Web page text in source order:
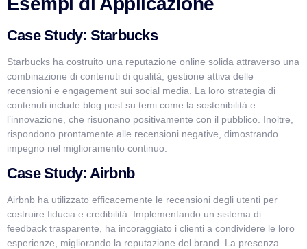
Case Study: Starbucks
Starbucks ha costruito una reputazione online solida attraverso una
combinazione di contenuti di qualità, gestione attiva delle
recensioni e engagement sui social media. La loro strategia di
contenuti include blog post su temi come la sostenibilità e
l’innovazione, che risuonano positivamente con il pubblico. Inoltre,
rispondono prontamente alle recensioni negative, dimostrando
impegno nel miglioramento continuo.
Case Study: Airbnb
Airbnb ha utilizzato efficacemente le recensioni degli utenti per
costruire fiducia e credibilità. Implementando un sistema di
feedback trasparente, ha incoraggiato i clienti a condividere le loro
esperienze, migliorando la reputazione del brand. La presenza